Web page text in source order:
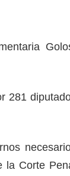
281
la Corte